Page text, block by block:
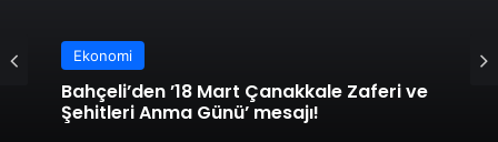
Ekonomi
Bahçeli’den ’18 Mart Çanakkale Zaferi ve
Şehitleri Anma Günü’ mesajı!